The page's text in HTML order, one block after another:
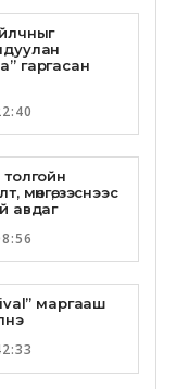
гаргасан
мөнгө, зэснээс
авдаг
маргааш